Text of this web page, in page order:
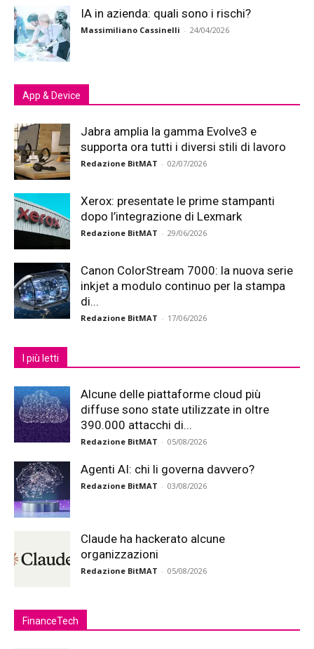
IA in azienda: quali sono i rischi?
Massimiliano Cassinelli - 24/04/2026
App & Device
Jabra amplia la gamma Evolve3 e
supporta ora tutti i diversi stili di lavoro
Redazione BitMAT - 02/07/2026
Xerox: presentate le prime stampanti
dopo l’integrazione di Lexmark
Redazione BitMAT - 29/06/2026
Canon ColorStream 7000: la nuova serie
inkjet a modulo continuo per la stampa
di...
Redazione BitMAT - 17/06/2026
I più letti
Alcune delle piattaforme cloud più
diffuse sono state utilizzate in oltre
390.000 attacchi di...
Redazione BitMAT - 05/08/2026
Agenti AI: chi li governa davvero?
Redazione BitMAT - 03/08/2026
Claude ha hackerato alcune
organizzazioni
Redazione BitMAT - 05/08/2026
FinanceTech